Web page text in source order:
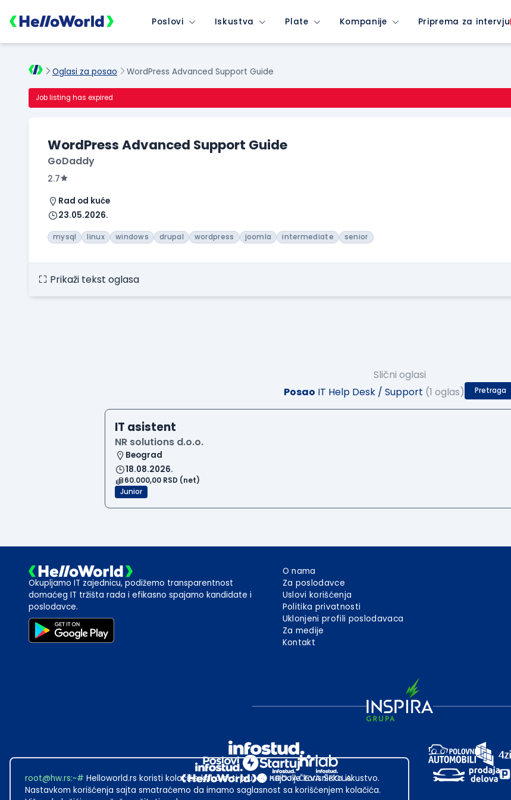
Poslovi Iskustva Plate Kompanije Priprema za intervju
Oglasi za posao WordPress Advanced Support Guide
Job listing has expired
WordPress Advanced Support Guide
GoDaddy
2.7
Rad od kuće
23.05.2026.
mysql linux windows drupal wordpress joomla intermediate senior
Prikaži tekst oglasa
Slični oglasi
Posao IT Help Desk / Support (1 oglas) Pretraga
IT asistent
NR solutions d.o.o.
Beograd
18.08.2026.
60.000,00 RSD (net)
Junior
Okupljamo IT zajednicu, podižemo transparentnost
domaćeg IT tržišta rada i efikasno spajamo kandidate i
poslodavce.
O nama
Za poslodavce
Uslovi korišćenja
Politika privatnosti
Uklonjeni profili poslodavaca
Za medije
Kontakt
root@hw.rs:~# Helloworld.rs koristi kolačiće kako bi ti pružao najbolje korisničko iskustvo.
Nastavkom korišćenja sajta smatraćemo da imamo saglasnost sa korišćenjem kolačića.